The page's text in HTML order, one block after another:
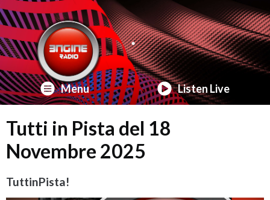
Menu Listen Live
Tutti in Pista del 18
Novembre 2025
TuttinPista!